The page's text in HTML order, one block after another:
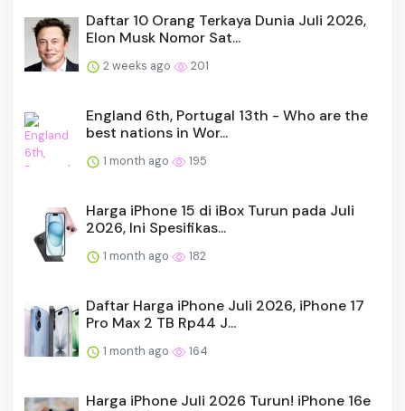
Daftar 10 Orang Terkaya Dunia Juli 2026,
Elon Musk Nomor Sat...
2 weeks ago 201
England 6th, Portugal 13th - Who are the
best nations in Wor...
1 month ago 195
Harga iPhone 15 di iBox Turun pada Juli
2026, Ini Spesifikas...
1 month ago 182
Daftar Harga iPhone Juli 2026, iPhone 17
Pro Max 2 TB Rp44 J...
1 month ago 164
Harga iPhone Juli 2026 Turun! iPhone 16e